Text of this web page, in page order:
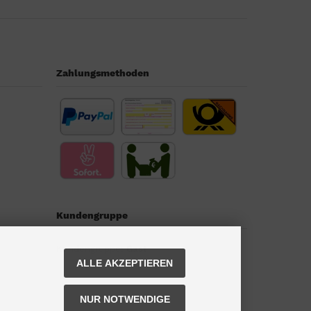
Zahlungsmethoden
Kundengruppe
Kundengruppe:Gast
ALLE AKZEPTIEREN
NUR NOTWENDIGE